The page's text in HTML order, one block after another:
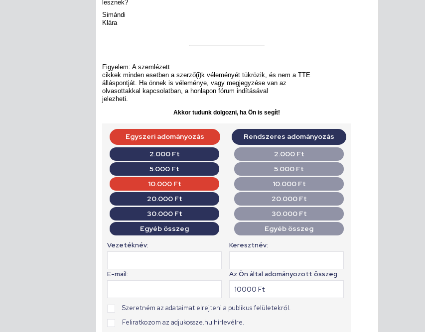
lesznek?
Simándi
Klára
Figyelem: A szemlézett
cikkek minden esetben a szerző(i)k véleményét tükrözik, és nem a TTE
álláspontját. Ha önnek is véleménye, vagy megjegyzése van az
olvasottakkal kapcsolatban, a honlapon fórum indításával
jelezheti.
Akkor tudunk dolgozni, ha Ön is segít!